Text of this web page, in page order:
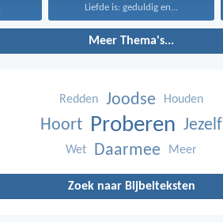
Liefde is: geduldig en...
Meer Thema's...
Redden Joodse Houden
Hoort Proberen Jezelf
Wet Daarmee Meer
Zoek naar Bijbelteksten